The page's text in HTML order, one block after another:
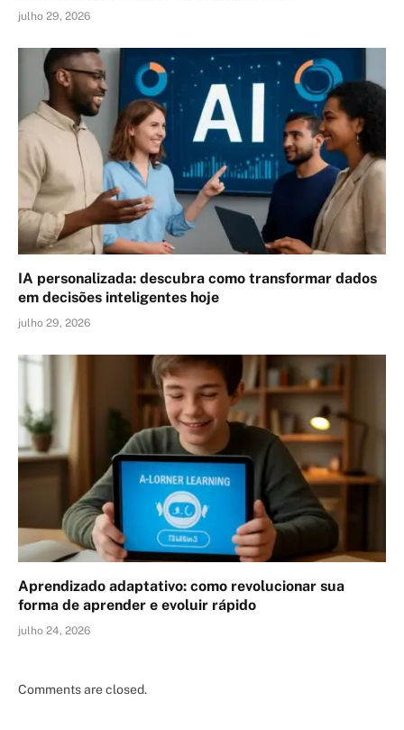
julho 29, 2026
IA personalizada: descubra como transformar dados
em decisões inteligentes hoje
julho 29, 2026
Aprendizado adaptativo: como revolucionar sua
forma de aprender e evoluir rápido
julho 24, 2026
Comments are closed.